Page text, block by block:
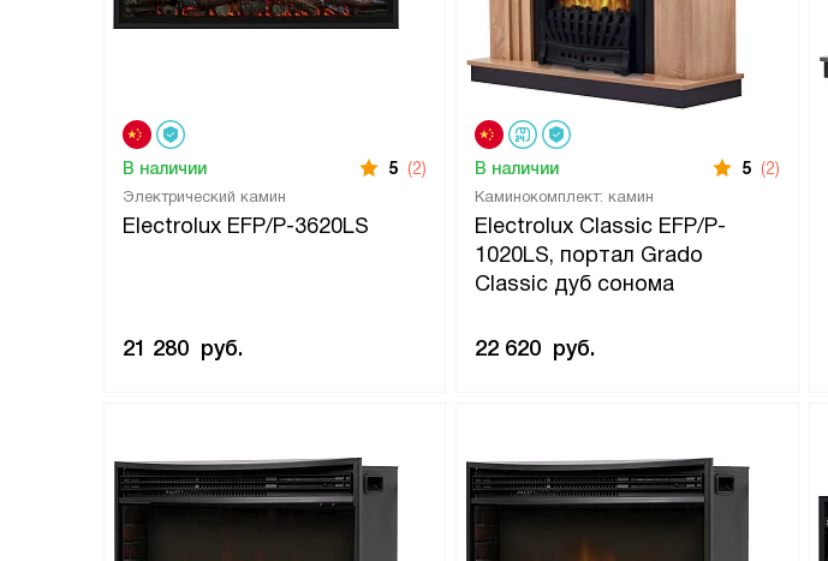
Электрический камин
Electrolux EFP/P-3620LS
В наличии 5 (2)
21 280 руб.
Каминокомплект: камин
Electrolux Classic EFP/P-
1020LS, портал Grado
Classic дуб сонома
В наличии 5 (2)
22 620 руб.